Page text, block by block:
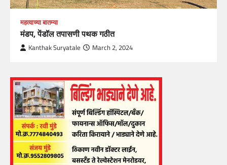
महत्वाच्या बातम्या
मंडप, पेंडॉल तपासणी पथक गठीत
Kanthak Suryatale March 2, 2024